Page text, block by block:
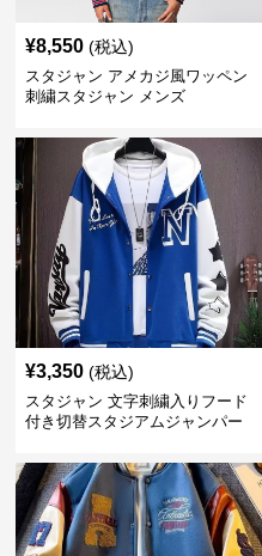
¥8,550 (税込)
スタジャン アメカジ風ワッペン
刺繍スタジャン メンズ
¥3,350 (税込)
スタジャン 文字刺繍入りフード
付き切替スタジアムジャンパー